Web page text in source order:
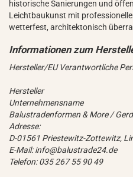
historische Sanierungen und
Leichtbaukunst mit
wetterfest, architektonisch
Hersteller/EU Verantwortliche
Hersteller
Unternehmensname
Balustradenformen & More /
Adresse:
D-01561 Priestewitz-Zottewitz,
E-Mail: info@balustrade24.de
Telefon: 035 267 55 90 49